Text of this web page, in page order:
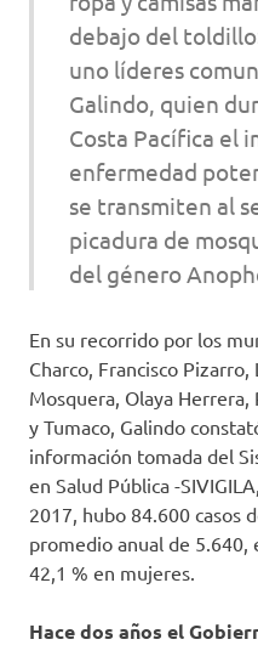
debajo del
uno líderes
Galindo, quien
Costa Pacífica el
enfermedad
se transmiten al
picadura de
del género
En su recorrido por los
Charco, Francisco Pizarro,
Mosquera, Olaya Herrera,
y Tumaco, Galindo
información tomada del
en Salud Pública -
2017, hubo 84.600 casos
promedio anual de 5.640,
42,1 % en mujeres.
Hace dos años el